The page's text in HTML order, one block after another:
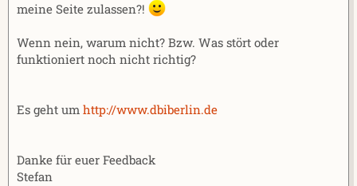
meine Seite zulassen?!
Wenn nein, warum nicht? Bzw. Was stört oder
funktioniert noch nicht richtig?
Es geht um http://www.dbiberlin.de
Danke für euer Feedback
Stefan